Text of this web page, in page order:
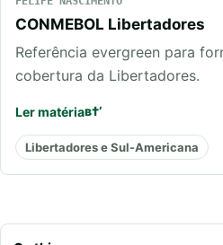
CONMEBOL Libertadores
Referência evergreen para
cobertura da Libertadores.
Ler matéria
Libertadores e Sul-Americana